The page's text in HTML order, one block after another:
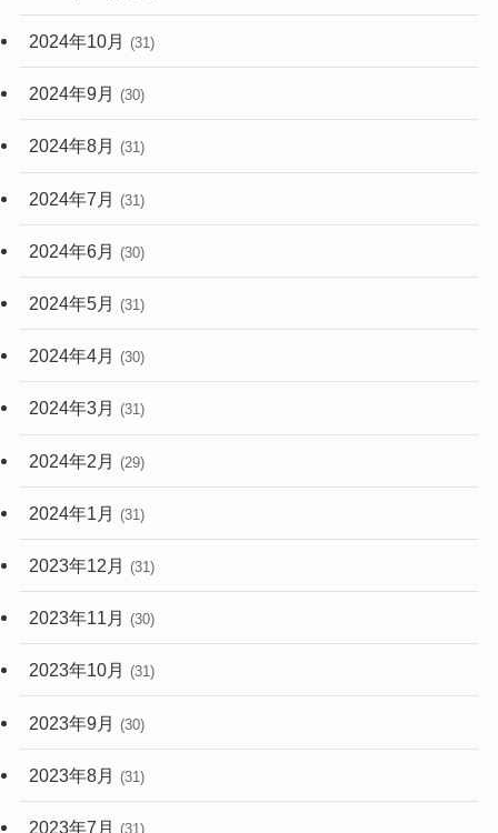
2024年10月 (31)
2024年9月 (30)
2024年8月 (31)
2024年7月 (31)
2024年6月 (30)
2024年5月 (31)
2024年4月 (30)
2024年3月 (31)
2024年2月 (29)
2024年1月 (31)
2023年12月 (31)
2023年11月 (30)
2023年10月 (31)
2023年9月 (30)
2023年8月 (31)
2023年7月 (31)